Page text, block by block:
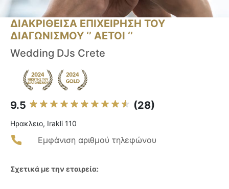
ΔΙΑΚΡΙΘΕΙΣΑ ΕΠΙΧΕΙΡΗΣΗ ΤΟΥ
ΔΙΑΓΩΝΙΣΜΟΥ ‘’ ΑΕΤΟΙ ‘’
Wedding DJs Crete
9.5 (28)
Ηρακλειο, Irakli 110
Εμφάνιση αριθμού τηλεφώνου
Σχετικά με την εταιρεία: